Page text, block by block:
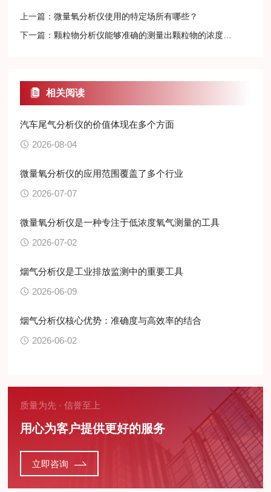
上一篇：微量氧分析仪使用的特定场所有哪些？
下一篇：颗粒物分析仪能够准确的测量出颗粒物的浓度变化
相关阅读
汽车尾气分析仪的价值体现在多个方面
2026-08-04
微量氧分析仪的应用范围覆盖了多个行业
2026-07-07
微量氧分析仪是一种专注于低浓度氧气测量的工具
2026-07-02
烟气分析仪是工业排放监测中的重要工具
2026-06-09
烟气分析仪核心优势：准确度与高效率的结合
2026-06-02
质量为先 · 信誉至上
用心为客户提供更好的服务
立即咨询